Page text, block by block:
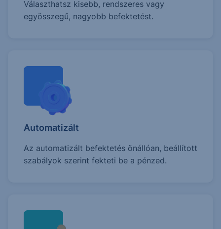
Választhatsz kisebb, rendszeres vagy
egyösszegű, nagyobb befektetést.
Automatizált
Az automatizált befektetés önállóan, beállított
szabályok szerint fekteti be a pénzed.